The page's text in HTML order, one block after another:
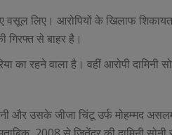
लिए। आरोपियों के खिलाफ शिकायत
गिरफ्त से बाहर है।
का रहने वाला है। वहीं आरोपी दामिनी
और उसके जीजा चिंटू उर्फ मोहम्मद